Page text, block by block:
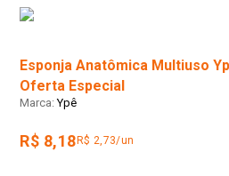
Esponja Anatômica Multiuso
Oferta Especial
Ypê
R$ 8,18 R$ 2,73/un